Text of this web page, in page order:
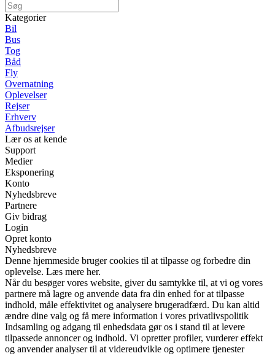
Kategorier
Bil
Bus
Tog
Båd
Fly
Overnatning
Oplevelser
Rejser
Erhverv
Afbudsrejser
Lær os at kende
Support
Medier
Eksponering
Konto
Nyhedsbreve
Partnere
Giv bidrag
Login
Opret konto
Nyhedsbreve
Denne hjemmeside bruger cookies til at tilpasse og forbedre din
oplevelse. Læs mere her.
Når du besøger vores website, giver du samtykke til, at vi og vores
partnere må lagre og anvende data fra din enhed for at tilpasse
indhold, måle effektivitet og analysere brugeradfærd. Du kan altid
ændre dine valg og få mere information i vores privatlivspolitik
Indsamling og adgang til enhedsdata gør os i stand til at levere
tilpassede annoncer og indhold. Vi opretter profiler, vurderer effekt
og anvender analyser til at videreudvikle og optimere tjenester